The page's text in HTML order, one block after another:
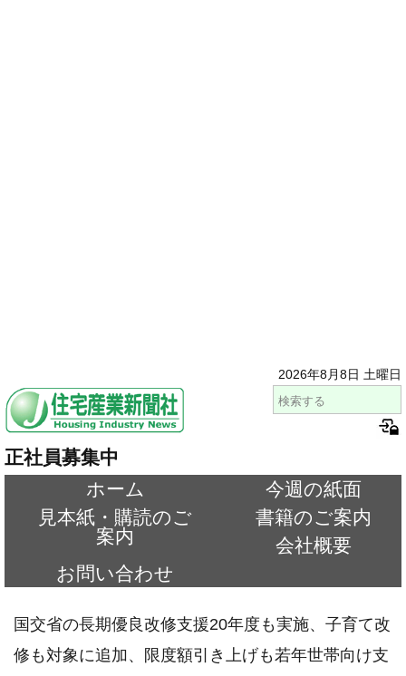
2026年8月8日 土曜日
正社員募集中
ホーム
今週の紙面
見本紙・購読のご
案内
書籍のご案内
会社概要
お問い合わせ
国交省の長期優良改修支援20年度も実施、子育て改
修も対象に追加、限度額引き上げも若年世帯向け支